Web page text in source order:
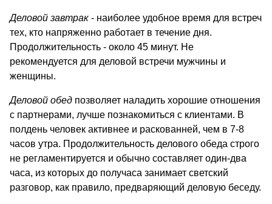
Деловой завтрак - наиболее удобное время для встреч
тех, кто напряженно работает в течение дня.
Продолжительность - около 45 минут. Не
рекомендуется для деловой встречи мужчины и
женщины.
Деловой обед позволяет наладить хорошие отношения
с партнерами, лучше познакомиться с клиентами. В
полдень человек активнее и раскованней, чем в 7-8
часов утра. Продолжительность делового обеда строго
не регламентируется и обычно составляет один-два
часа, из которых до получаса занимает светский
разговор, как правило, предваряющий деловую беседу.